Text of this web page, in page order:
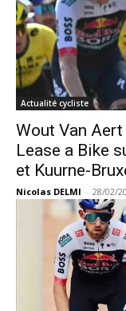
Actualité cycliste
Wout Van
Lease a Bike
et Kuurne-
Nicolas DELMI - 28/02/